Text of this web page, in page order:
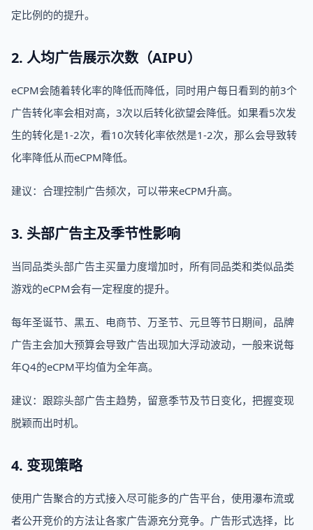
定比例的的提升。
2. 人均广告展示次数（AIPU）
eCPM会随着转化率的降低而降低，同时用户每日看到的前3个
广告转化率会相对高，3次以后转化欲望会降低。如果看5次发
生的转化是1-2次，看10次转化率依然是1-2次，那么会导致转
化率降低从而eCPM降低。
建议：合理控制广告频次，可以带来eCPM升高。
3. 头部广告主及季节性影响
当同品类头部广告主买量力度增加时，所有同品类和类似品类
游戏的eCPM会有一定程度的提升。
每年圣诞节、黑五、电商节、万圣节、元旦等节日期间，品牌
广告主会加大预算会导致广告出现加大浮动波动，一般来说每
年Q4的eCPM平均值为全年高。
建议：跟踪头部广告主趋势，留意季节及节日变化，把握变现
脱颖而出时机。
4. 变现策略
使用广告聚合的方式接入尽可能多的广告平台，使用瀑布流或
者公开竞价的方法让各家广告源充分竞争。广告形式选择，比